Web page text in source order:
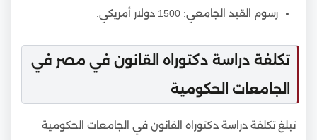
رسوم القيد الجامعي: 1500 دولار أمريكي.
تكلفة دراسة دكتوراه القانون في مصر في
الجامعات الحكومية
تبلغ تكلفة دراسة دكتوراه القانون في الجامعات الحكومية